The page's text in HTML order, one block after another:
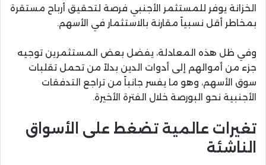
الخزانة يوفر للمستثمر الأجنبي فرصة لتحقيق أرباح مستقرة
بمخاطر أقل نسبياً مقارنة بالاستثمار في الأسهم.
وفي ظل هذه المعادلة، يفضل بعض المستثمرين توجيه
جزء من أموالهم إلى أدوات الدين بدلاً من تحمل تقلبات
سوق الأسهم، وهو ما يفسر جانباً من تراجع التدفقات
الأجنبية نحو البورصة خلال الفترة الأخيرة.
تغيرات عالمية تضغط على الأسواق
الناشئة